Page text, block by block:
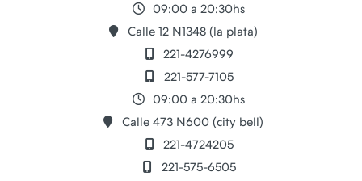
09:00 a 20:30hs
Calle 12 N1348 (la plata)
221-4276999
221-577-7105
09:00 a 20:30hs
Calle 473 N600 (city bell)
221-4724205
221-575-6505